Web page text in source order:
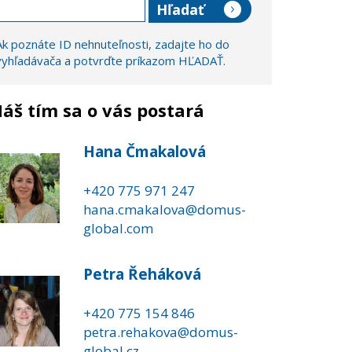
poznáte ID nehnuteľnosti, zadajte ho do
a potvrďte príkazom HĽADAŤ.
tím sa o vás postará
Hana Čmakalová
+420 775 971 247
hana.cmakalova@domus-
global.com
Petra Řeháková
+420 775 154 846
petra.rehakova@domus-